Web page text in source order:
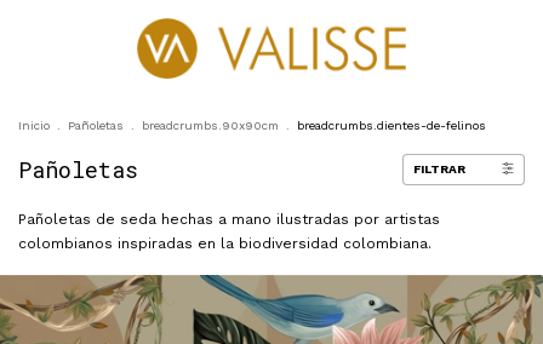
Inicio Pañoletas breadcrumbs.90x90cm breadcrumbs.dientes-de-felinos
Pañoletas FILTRAR
Pañoletas de seda hechas a mano ilustradas por artistas
colombianos inspiradas en la biodiversidad colombiana.